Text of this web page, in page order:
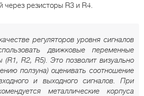
через резисторы R3 и R4.
регуляторов уровня сигналов
движковые переменные
(R1, R2, R5). Это позволит визуально
ползуна) оценивать соотношение
и выходного сигналов. При
металлические корпуса